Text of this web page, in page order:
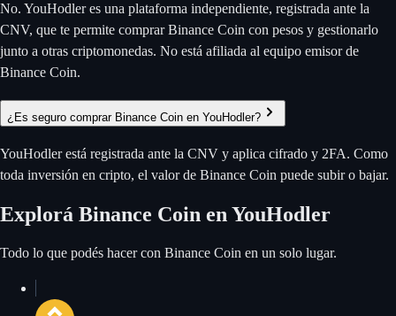
No. YouHodler es una plataforma independiente, registrada ante la
CNV, que te permite comprar Binance Coin con pesos y gestionarlo
junto a otras criptomonedas. No está afiliada al equipo emisor de
Binance Coin.
¿Es seguro comprar Binance Coin en YouHodler?
YouHodler está registrada ante la CNV y aplica cifrado y 2FA. Como
toda inversión en cripto, el valor de Binance Coin puede subir o bajar.
Explorá Binance Coin en YouHodler
Todo lo que podés hacer con Binance Coin en un solo lugar.